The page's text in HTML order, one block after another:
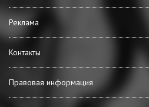
Реклама
Контакты
Правовая информация